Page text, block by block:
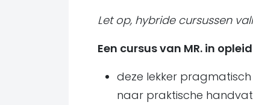
Let op, hybride cursussen
Een cursus van MR. in
deze lekker
naar praktische